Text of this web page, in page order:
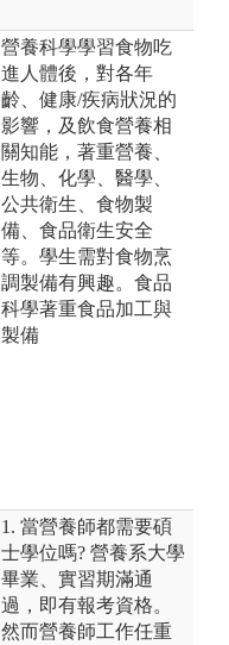
營養科學學習食物吃
進人體後，對各年
齡、健康/疾病狀況的
影響，及飲食營養相
關知能，著重營養、
生物、化學、醫學、
公共衛生、食物製
備、食品衛生安全
等。學生需對食物烹
調製備有興趣。食品
科學著重食品加工與
製備
1. 當營養師都需要碩
士學位嗎? 營養系大學
畢業、實習期滿通
過，即有報考資格。
然而營養師工作任重